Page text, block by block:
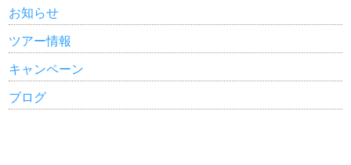
お知らせ
ツアー情報
キャンペーン
ブログ